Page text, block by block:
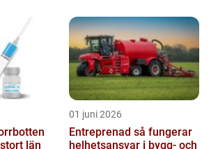
län
01 juni 2026
Entreprenad så fungerar
helhetsansvar i bygg- och